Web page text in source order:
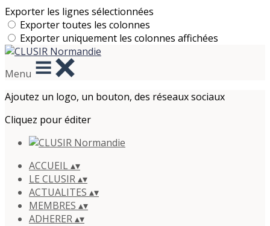
Exporter les lignes sélectionnées
Exporter toutes les colonnes
Exporter uniquement les colonnes affichées
Menu
Ajoutez un logo, un bouton, des réseaux sociaux
Cliquez pour éditer
ACCUEIL▴▾
LE CLUSIR▴▾
ACTUALITES ▴▾
MEMBRES ▴▾
ADHERER▴▾